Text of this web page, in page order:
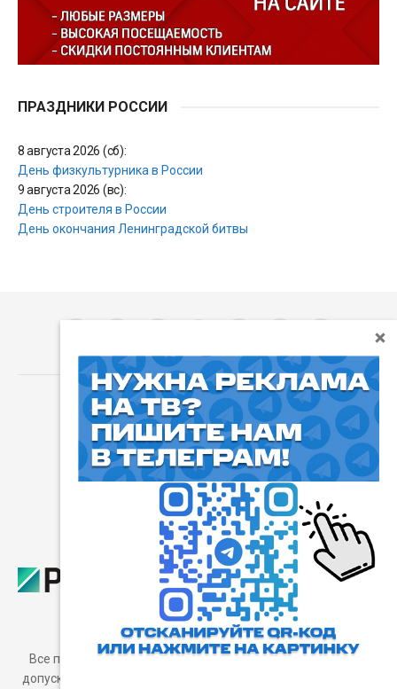
ПРАЗДНИКИ РОССИИ
8 августа 2026 (сб):
День физкультурника в России
9 августа 2026 (вс):
День строителя в России
День окончания Ленинградской битвы
Пользовательское соглашение
Все права защищены. Любое использование материалов
допускается только с согласия редакции, а также с ссылкой